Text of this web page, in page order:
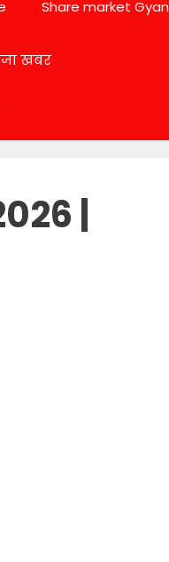
Share market Gyan
खबर
|